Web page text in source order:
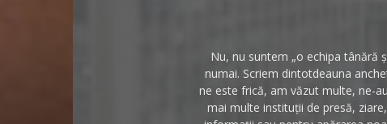
Nu, nu suntem „o echipa tânără
numai. Scriem dintotdeauna
ne este frică, am văzut multe, ne-
mai multe instituții de presă,